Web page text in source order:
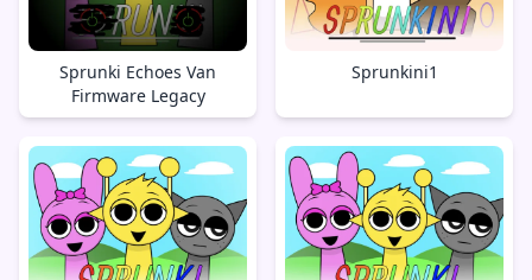
Sprunki Echoes Van
Firmware Legacy
Sprunkini1